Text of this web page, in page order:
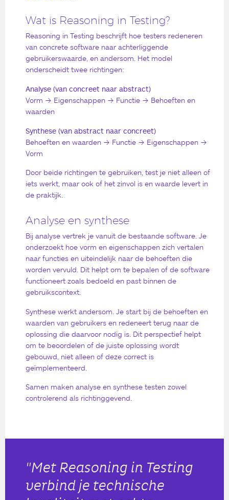
Wat is Reasoning in Testing?
Reasoning in Testing beschrijft hoe testers redeneren
van concrete software naar achterliggende
gebruikerswaarde, en andersom. Het model
onderscheidt twee richtingen:
Analyse (van concreet naar abstract)
Vorm → Eigenschappen → Functie → Behoeften en
waarden
Synthese (van abstract naar concreet)
Behoeften en waarden → Functie → Eigenschappen →
Vorm
Door beide richtingen te gebruiken, test je niet alleen of
iets werkt, maar ook of het zinvol is en waarde levert in
de praktijk.
Analyse en synthese
Bij analyse vertrek je vanuit de bestaande software. Je
onderzoekt hoe vorm en eigenschappen zich vertalen
naar functies en uiteindelijk naar de behoeften die
worden vervuld. Dit helpt om te bepalen of de software
functioneert zoals bedoeld en past binnen de
gebruikscontext.
Synthese werkt andersom. Je start bij de behoeften en
waarden van gebruikers en redeneert terug naar de
oplossing die daarvoor nodig is. Dit perspectief helpt
om te beoordelen of de juiste oplossing wordt
gebouwd, niet alleen of deze correct is
geïmplementeerd.
Samen maken analyse en synthese testen zowel
controlerend als richtinggevend.
"Met Reasoning in Testing
verbind je technische